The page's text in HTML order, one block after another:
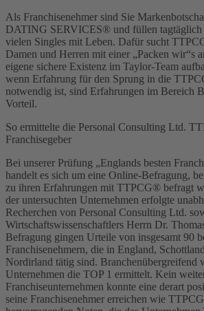
Als Franchisenehmer sind Sie
DATING SERVICES® und füllen tagtäglich
vielen Singles mit Leben. Dafür sucht
Damen und Herren mit einer „Packen wir“s
eigene sichere Existenz im Taylor-Team
wenn Erfahrung für den Sprung in die
notwendig ist, sind Erfahrungen im Bereich
Vorteil.
So ermittelte die Personal Consulting Ltd.
Franchisegeber
Bei unserer Prüfung „Englands besten
handelt es sich um eine Online-Befragung,
zu ihren Erfahrungen mit TTPCG® befragt
der untersuchten Unternehmen erfolgte
Recherchen von Personal Consulting Ltd.
Wirtschaftswissenschaftlers Herrn Dr.
Befragung gingen Urteile von insgesamt 90
Franchisenehmern, die in England,
Nordirland tätig sind. Branchenübergreifend
Unternehmen die TOP 1 ermittelt. Kein
Franchiseunternehmen konnte eine derart
seine Franchisenehmer erreichen wie